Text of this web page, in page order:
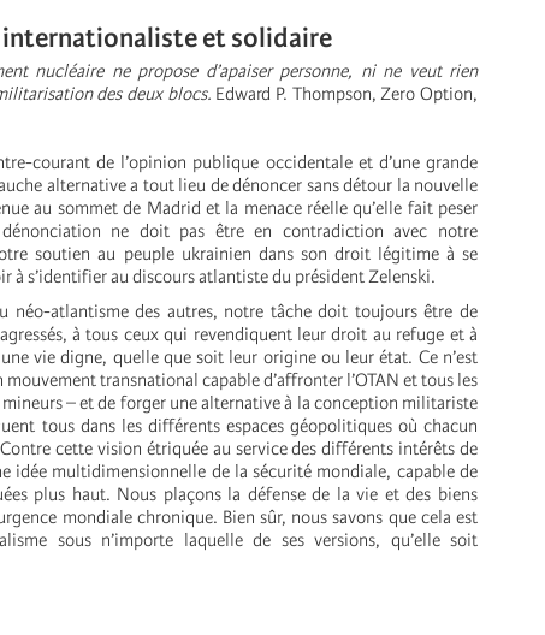
et solidaire
nucléaire ne propose d’apaiser personne, ni ne veut rien
des deux blocs. Edward P. Thompson, Zero Option,
courant de l’opinion publique occidentale et d’une grande
alternative a tout lieu de dénoncer sans détour la nouvelle
au sommet de Madrid et la menace réelle qu’elle fait peser
ne doit pas être en contradiction avec notre
soutien au peuple ukrainien dans son droit légitime à se
à s’identifier au discours atlantiste du président Zelenski.
néo-atlantisme des autres, notre tâche doit toujours être de
à tous ceux qui revendiquent leur droit au refuge et à
vie digne, quelle que soit leur origine ou leur état. Ce n’est
transnational capable d’affronter l’OTAN et tous les
– et de forger une alternative à la conception militariste
tous dans les différents espaces géopolitiques où chacun
cette vision étriquée au service des différents intérêts de
idée multidimensionnelle de la sécurité mondiale, capable de
plus haut. Nous plaçons la défense de la vie et des biens
mondiale chronique. Bien sûr, nous savons que cela est
sous n’importe laquelle de ses versions, qu’elle soit